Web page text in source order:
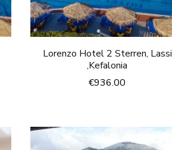
Lorenzo Hotel 2 Sterren, Lassi
,Kefalonia
€936.00